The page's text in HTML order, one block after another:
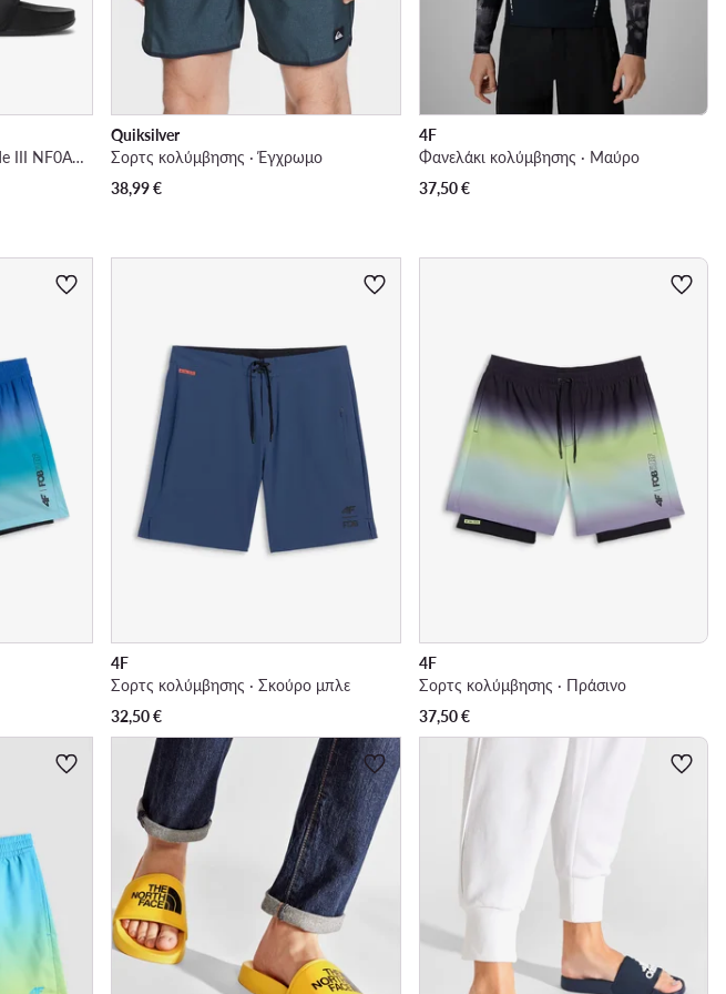
Παντόφλες · Base Camp Slide III NF0A4T2RKY41 · Μαύρο
Quiksilver
Σορτς κολύμβησης · Έγχρωμο
38,99€
4F
Φανελάκι κολύμβησης · Μαύρο
37,50€
4F
Σορτς κολύμβησης · Σκούρο μπλε
32,50€
4F
Σορτς κολύμβησης · Πράσινο
37,50€